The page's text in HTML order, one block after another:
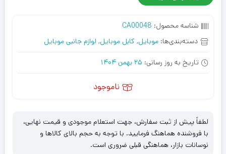
شناسه محصول: CA00048
دسته‌بندی‌ها: موبایل, کابل موبایل, لوازم جانبی موبایل
تاریخ به روز رسانی: 25 بهمن 1404
ناموجود
لطفاً پیش از ثبت سفارش، جهت استعلام موجودی و قیمت نهایی،
با فروشنده هماهنگ فرمایید. با توجه به حجم بالای کالاها و
نوسانات بازار، هماهنگی قبلی ضروری است.